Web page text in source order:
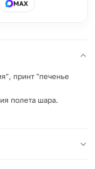
MAX
принт "печенье
полета шара.